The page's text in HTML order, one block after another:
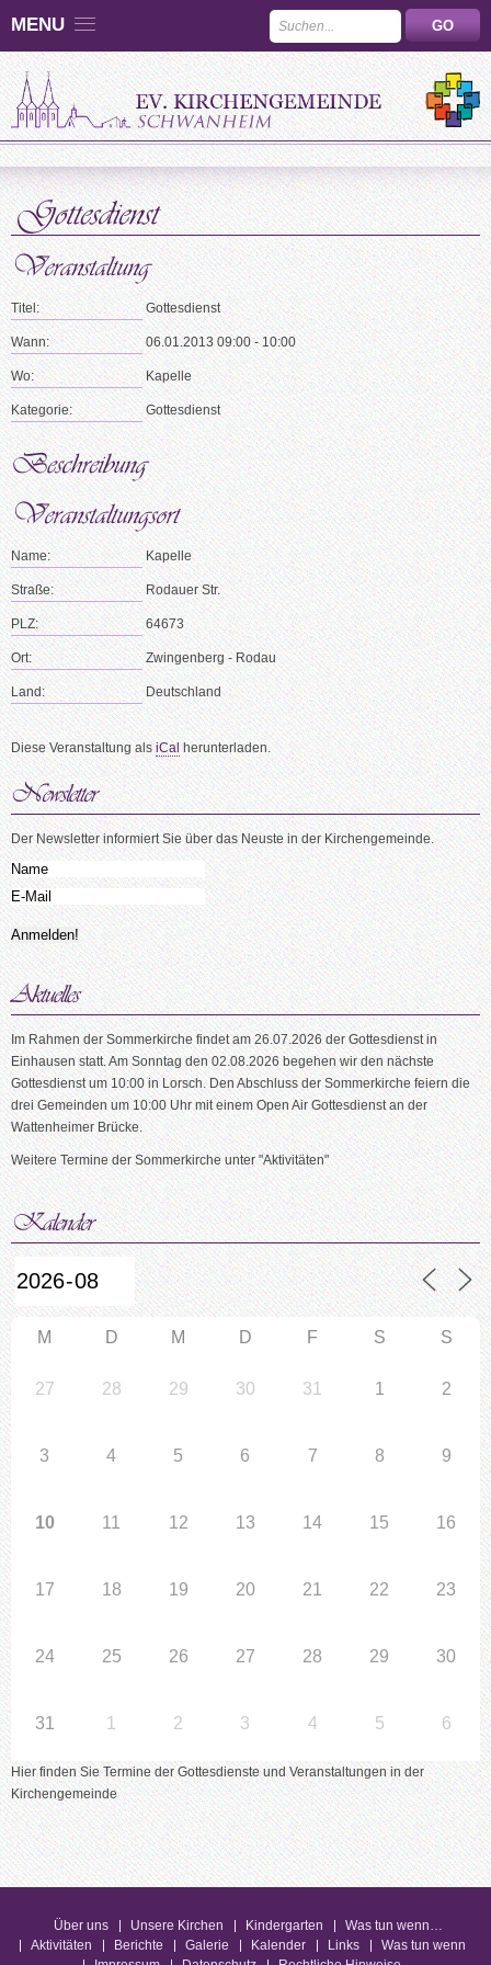
MENU
Titel: Gottesdienst
Wann: 06.01.2013 09:00 - 10:00
Wo: Kapelle
Kategorie: Gottesdienst
Name: Kapelle
Straße: Rodauer Str.
PLZ: 64673
Ort: Zwingenberg - Rodau
Land: Deutschland
Diese Veranstaltung alsiCalherunterladen.
Der Newsletter informiert Sie über das Neuste in der Kirchengemeinde.
Im Rahmen der Sommerkirche findet am 26.07.2026 der Gottesdienst in
Einhausen statt. Am Sonntag den 02.08.2026 begehen wir den nächste
Gottesdienst um 10:00 in Lorsch. Den Abschluss der Sommerkirche feiern die
drei Gemeinden um 10:00 Uhr mit einem Open Air Gottesdienst an der
Wattenheimer Brücke.
Weitere Termine der Sommerkirche unter "Aktivitäten"
M D M D F S S
27 28 29 30 31 1 2
3 4 5 6 7 8 9
10 11 12 13 14 15 16
17 18 19 20 21 22 23
24 25 26 27 28 29 30
31 1 2 3 4 5 6
Hier finden Sie Termine der Gottesdienste und Veranstaltungen in der
Kirchengemeinde
Über uns Unsere Kirchen Kindergarten
Was tun wenn…
Aktivitäten
Berichte Galerie Kalender Links
Was tun wenn